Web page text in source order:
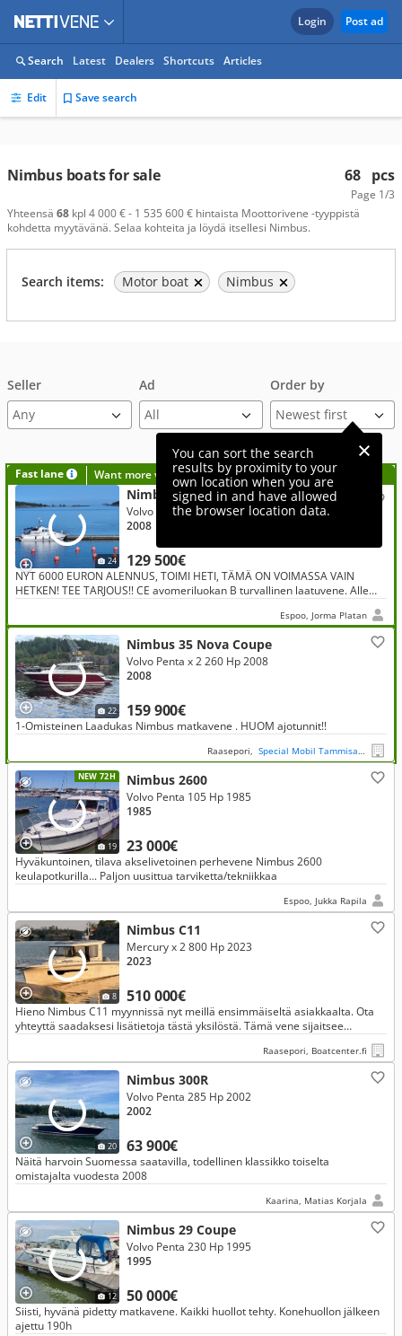
Login Post ad
Search Latest Dealers Shortcuts Articles
Edit Save search
68 pcs
Page 1/3
Nimbus boats for sale
Yhteensä 68 kpl 4 000 € - 1 535 600 € hintaista Moottorivene -tyyppistä
kohdetta myytävänä. Selaa kohteita ja löydä itsellesi Nimbus.
Search items: Motor boat Nimbus
Seller Ad Order by
You can sort the search
results by proximity to your
own location when you are
signed in and have allowed
the browser location data.
Fast lane Want more visibility to your ad?
24
Nimbus 340 Commander
129 500€
Volvo Penta 330 Hp 2008
2008
NYT 6000 EURON ALENNUS, TOIMI HETI, TÄMÄ ON VOIMASSA VAIN
HETKEN! TEE TARJOUS!! CE avomeriluokan B turvallinen laatuvene. Alle
Espoo, Jorma Platan
22
Nimbus 35 Nova Coupe
159 900€
Volvo Penta x 2 260 Hp 2008
2008
1-Omisteinen Laadukas Nimbus matkavene . HUOM ajotunnit!!
Raasepori, Special Mobil Tammisaari
NEW 72H
19
Nimbus 2600
23 000€
Volvo Penta 105 Hp 1985
1985
Hyväkuntoinen, tilava akselivetoinen perhevene Nimbus 2600
keulapotkurilla... Paljon uusittua tarviketta/tekniikkaa
Espoo, Jukka Rapila
8
Nimbus C11
510 000€
Mercury x 2 800 Hp 2023
2023
Hieno Nimbus C11 myynnissä nyt meillä ensimmäiseltä asiakkaalta. Ota
yhteyttä saadaksesi lisätietoja tästä yksilöstä. Tämä vene sijaitsee
Raasepori, Boatcenter.fi
20
Nimbus 300R
63 900€
Volvo Penta 285 Hp 2002
2002
Näitä harvoin Suomessa saatavilla, todellinen klassikko toiselta
omistajalta vuodesta 2008
Kaarina, Matias Korjala
12
Nimbus 29 Coupe
50 000€
Volvo Penta 230 Hp 1995
1995
Siisti, hyvänä pidetty matkavene. Kaikki huollot tehty. Konehuollon jälkeen
ajettu 190h